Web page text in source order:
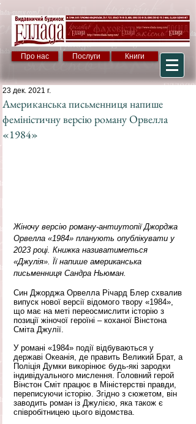
Про нас Послуги Книги
Американська письменниця напише
феміністичну версію роману Орвелла
«1984»
23 дек. 2021 г.
Жіночу версію роману-антиутопії Джорджа
Орвелла «1984» планують опублікувати у
2023 році. Книжка називатиметься
«Джулія». Її напише американська
письменниця Сандра Ньюман.
Син Джорджа Орвелла Річард Блер схвалив
випуск нової версії відомого твору «1984»,
що має на меті переосмислити історію з
позиції жіночої героїні – коханої Вінстона
Сміта Джулії.
У романі «1984» події відбуваються у
державі Океанія, де править Великий Брат, а
Поліція Думки викорінює будь-які зародки
індивідуального мислення. Головний герой
Вінстон Сміт працює в Міністерстві правди,
переписуючи історію. Згідно з сюжетом, він
заводить роман із Джулією, яка також є
співробітницею цього відомства.